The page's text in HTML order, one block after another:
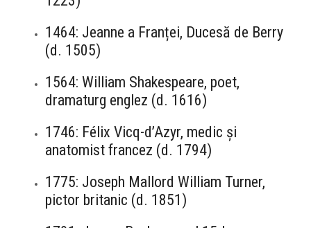
1464: Jeanne a Franței, Ducesă de Berry
(d. 1505)
1564: William Shakespeare, poet,
dramaturg englez (d. 1616)
1746: Félix Vicq-d’Azyr, medic și
anatomist francez (d. 1794)
1775: Joseph Mallord William Turner,
pictor britanic (d. 1851)